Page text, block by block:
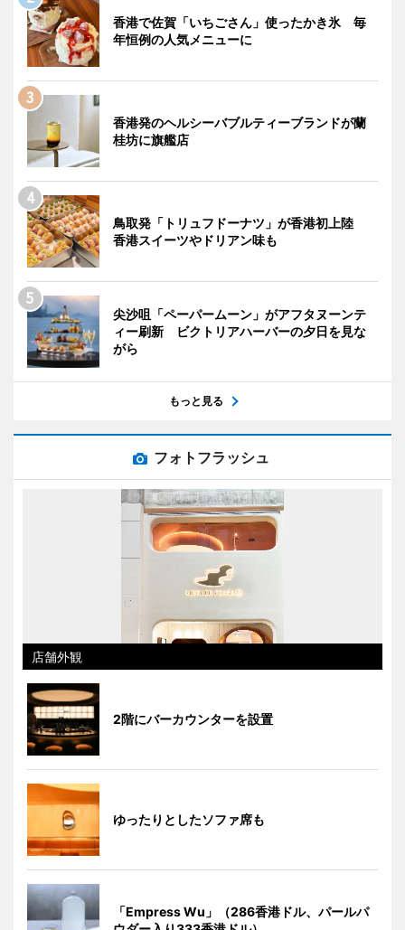
香港で佐賀「いちごさん」使ったかき氷 毎
年恒例の人気メニューに
香港発のヘルシーバブルティーブランドが蘭
桂坊に旗艦店
鳥取発「トリュフドーナツ」が香港初上陸
香港スイーツやドリアン味も
尖沙咀「ペーパームーン」がアフタヌーンテ
ィー刷新 ビクトリアハーバーの夕日を見な
がら
もっと見る
フォトフラッシュ
店舗外観
2階にバーカウンターを設置
ゆったりとしたソファ席も
「Empress Wu」（286香港ドル、パールパ